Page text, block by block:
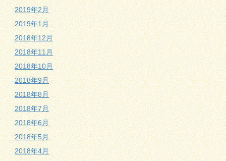
2019年2月
2019年1月
2018年12月
2018年11月
2018年10月
2018年9月
2018年8月
2018年7月
2018年6月
2018年5月
2018年4月